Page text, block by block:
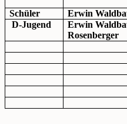
Schüler
Erwin
D-Jugend
Erwin
Rosenberger